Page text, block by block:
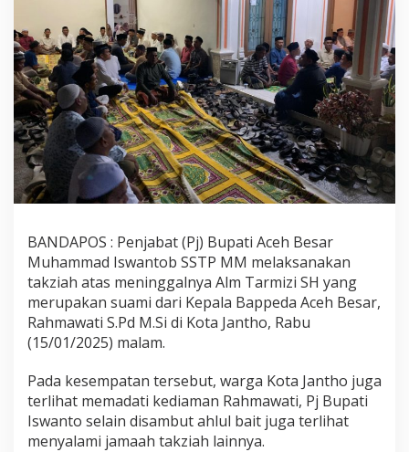
BANDAPOS : Penjabat (Pj) Bupati Aceh Besar
Muhammad Iswantob SSTP MM melaksanakan
takziah atas meninggalnya Alm Tarmizi SH yang
merupakan suami dari Kepala Bappeda Aceh Besar,
Rahmawati S.Pd M.Si di Kota Jantho, Rabu
(15/01/2025) malam.
Pada kesempatan tersebut, warga Kota Jantho juga
terlihat memadati kediaman Rahmawati, Pj Bupati
Iswanto selain disambut ahlul bait juga terlihat
menyalami jamaah takziah lainnya.